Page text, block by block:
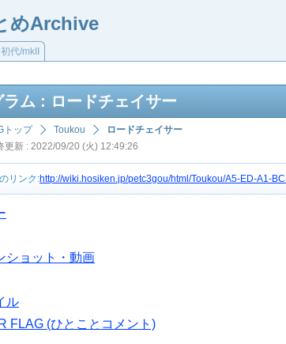
めArchive
初代/mkII
ム : ロードチェイサー
トップ Toukou
ロードチェイサー
更新 : 2022/09/20 (火) 12:49:26
リンク:http://wiki.hosiken.jp/petc3gou/html/Toukou/A5-ED-A1-
ショット・動画
ル
FLAG (ひとことコメント)